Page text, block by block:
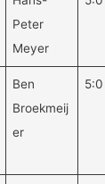
Peter
Meyer
Ben
Broekmeij
er
5:0